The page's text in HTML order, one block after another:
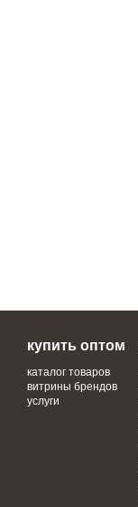
купить оптом
каталог товаров
витрины брендов
услуги